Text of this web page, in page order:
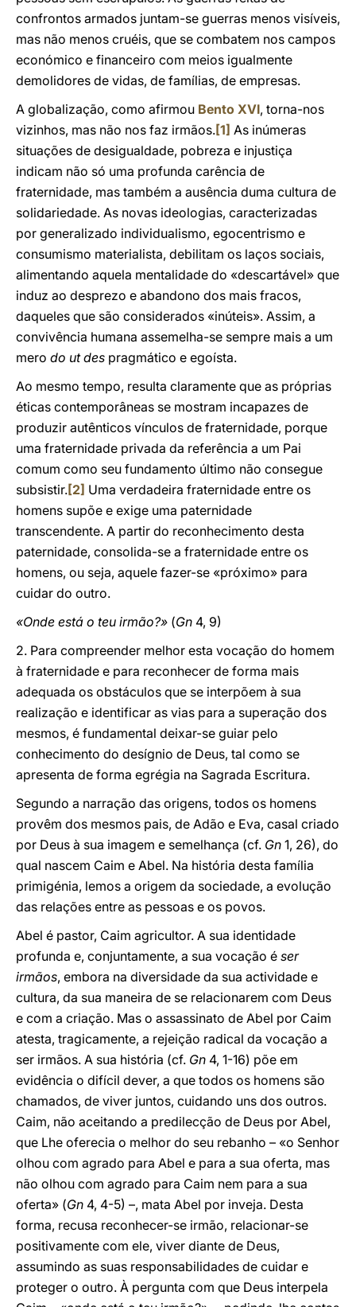
confrontos armados juntam-se guerras menos visíveis,
mas não menos cruéis, que se combatem nos campos
económico e financeiro com meios igualmente
demolidores de vidas, de famílias, de empresas.
A globalização, como afirmou Bento XVI, torna-nos
vizinhos, mas não nos faz irmãos.[1] As inúmeras
situações de desigualdade, pobreza e injustiça
indicam não só uma profunda carência de
fraternidade, mas também a ausência duma cultura de
solidariedade. As novas ideologias, caracterizadas
por generalizado individualismo, egocentrismo e
consumismo materialista, debilitam os laços sociais,
alimentando aquela mentalidade do «descartável» que
induz ao desprezo e abandono dos mais fracos,
daqueles que são considerados «inúteis». Assim, a
convivência humana assemelha-se sempre mais a um
mero do ut des pragmático e egoísta.
Ao mesmo tempo, resulta claramente que as próprias
éticas contemporâneas se mostram incapazes de
produzir autênticos vínculos de fraternidade, porque
uma fraternidade privada da referência a um Pai
comum como seu fundamento último não consegue
subsistir.[2] Uma verdadeira fraternidade entre os
homens supõe e exige uma paternidade
transcendente. A partir do reconhecimento desta
paternidade, consolida-se a fraternidade entre os
homens, ou seja, aquele fazer-se «próximo» para
cuidar do outro.
«Onde está o teu irmão?» (Gn 4, 9)
2. Para compreender melhor esta vocação do homem
à fraternidade e para reconhecer de forma mais
adequada os obstáculos que se interpõem à sua
realização e identificar as vias para a superação dos
mesmos, é fundamental deixar-se guiar pelo
conhecimento do desígnio de Deus, tal como se
apresenta de forma egrégia na Sagrada Escritura.
Segundo a narração das origens, todos os homens
provêm dos mesmos pais, de Adão e Eva, casal criado
por Deus à sua imagem e semelhança (cf. Gn 1, 26), do
qual nascem Caim e Abel. Na história desta família
primigénia, lemos a origem da sociedade, a evolução
das relações entre as pessoas e os povos.
Abel é pastor, Caim agricultor. A sua identidade
profunda e, conjuntamente, a sua vocação é ser
irmãos, embora na diversidade da sua actividade e
cultura, da sua maneira de se relacionarem com Deus
e com a criação. Mas o assassinato de Abel por Caim
atesta, tragicamente, a rejeição radical da vocação a
ser irmãos. A sua história (cf. Gn 4, 1-16) põe em
evidência o difícil dever, a que todos os homens são
chamados, de viver juntos, cuidando uns dos outros.
Caim, não aceitando a predilecção de Deus por Abel,
que Lhe oferecia o melhor do seu rebanho – «o Senhor
olhou com agrado para Abel e para a sua oferta, mas
não olhou com agrado para Caim nem para a sua
oferta» (Gn 4, 4-5) –, mata Abel por inveja. Desta
forma, recusa reconhecer-se irmão, relacionar-se
positivamente com ele, viver diante de Deus,
assumindo as suas responsabilidades de cuidar e
proteger o outro. À pergunta com que Deus interpela